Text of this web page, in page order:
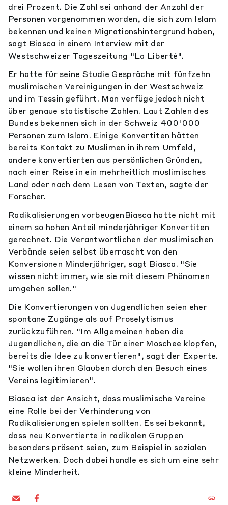
drei Prozent. Die Zahl sei anhand der Anzahl der
Personen vorgenommen worden, die sich zum Islam
bekennen und keinen Migrationshintergrund haben,
sagt Biasca in einem Interview mit der
Westschweizer Tageszeitung "La Liberté".
Er hatte für seine Studie Gespräche mit fünfzehn
muslimischen Vereinigungen in der Westschweiz
und im Tessin geführt. Man verfüge jedoch nicht
über genaue statistische Zahlen. Laut Zahlen des
Bundes bekennen sich in der Schweiz 400'000
Personen zum Islam. Einige Konvertiten hätten
bereits Kontakt zu Muslimen in ihrem Umfeld,
andere konvertierten aus persönlichen Gründen,
nach einer Reise in ein mehrheitlich muslimisches
Land oder nach dem Lesen von Texten, sagte der
Forscher.
Radikalisierungen vorbeugenBiasca hatte nicht mit
einem so hohen Anteil minderjähriger Konvertiten
gerechnet. Die Verantwortlichen der muslimischen
Verbände seien selbst überrascht von den
Konversionen Minderjähriger, sagt Biasca. "Sie
wissen nicht immer, wie sie mit diesem Phänomen
umgehen sollen."
Die Konvertierungen von Jugendlichen seien eher
spontane Zugänge als auf Proselytismus
zurückzuführen. "Im Allgemeinen haben die
Jugendlichen, die an die Tür einer Moschee klopfen,
bereits die Idee zu konvertieren", sagt der Experte.
"Sie wollen ihren Glauben durch den Besuch eines
Vereins legitimieren".
Biasca ist der Ansicht, dass muslimische Vereine
eine Rolle bei der Verhinderung von
Radikalisierungen spielen sollten. Es sei bekannt,
dass neu Konvertierte in radikalen Gruppen
besonders präsent seien, zum Beispiel in sozialen
Netzwerken. Doch dabei handle es sich um eine sehr
kleine Minderheit.